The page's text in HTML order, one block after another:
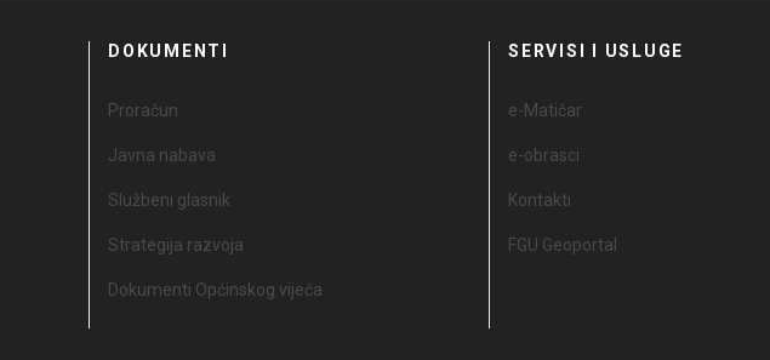
DOKUMENTI
Proračun
Javna nabava
Službeni glasnik
Strategija razvoja
Dokumenti Općinskog vijeća
SERVISI I USLUGE
e-Matičar
e-obrasci
Kontakti
FGU Geoportal